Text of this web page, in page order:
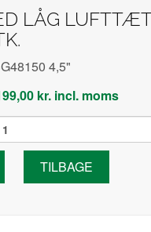
LÅG
4,5"
kr. incl. moms